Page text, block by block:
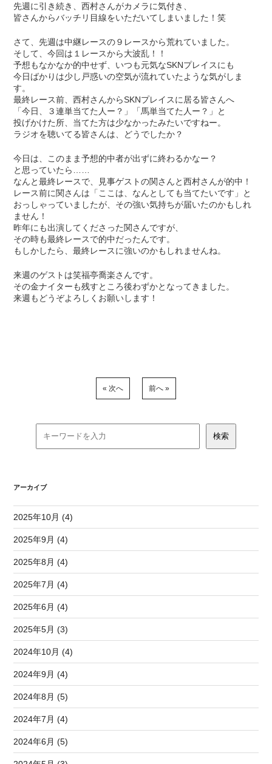
先週に引き続き、西村さんがカメラに気付き、
皆さんからバッチリ目線をいただいてしまいました！笑
さて、先週は中継レースの９レースから荒れていました。
そして、今回は１レースから大波乱！！
予想もなかなか的中せず、いつも元気なSKNプレイスにも
今日ばかりは少し戸惑いの空気が流れていたような気がしま
す。
最終レース前、西村さんからSKNプレイスに居る皆さんへ
「今日、３連単当てた人ー？」「馬単当てた人ー？」と
投げかけた所、当てた方は少なかったみたいですねー。
ラジオを聴いてる皆さんは、どうでしたか？
今日は、このまま予想的中者が出ずに終わるかなー？
と思っていたら……
なんと最終レースで、見事ゲストの関さんと西村さんが的中！
レース前に関さんは「ここは、なんとしても当てたいです」と
おっしゃっていましたが、その強い気持ちが届いたのかもしれ
ません！
昨年にも出演してくださった関さんですが、
その時も最終レースで的中だったんです。
もしかしたら、最終レースに強いのかもしれませんね。
来週のゲストは笑福亭喬楽さんです。
その金ナイターも残すところ後わずかとなってきました。
来週もどうぞよろしくお願いします！
« 次へ 前へ »
アーカイブ
2025年10月 (4)
2025年9月 (4)
2025年8月 (4)
2025年7月 (4)
2025年6月 (4)
2025年5月 (3)
2024年10月 (4)
2024年9月 (4)
2024年8月 (5)
2024年7月 (4)
2024年6月 (5)